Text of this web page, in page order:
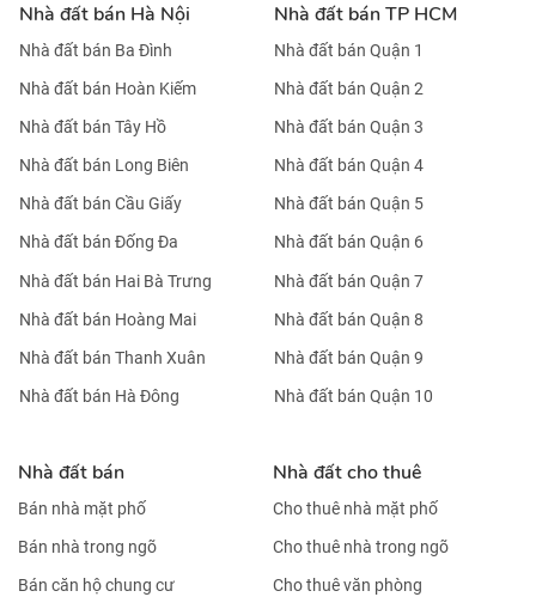
Nhà đất bán Hà Nội
Nhà đất bán Ba Đình
Nhà đất bán Hoàn Kiếm
Nhà đất bán Tây Hồ
Nhà đất bán Long Biên
Nhà đất bán Cầu Giấy
Nhà đất bán Đống Đa
Nhà đất bán Hai Bà Trưng
Nhà đất bán Hoàng Mai
Nhà đất bán Thanh Xuân
Nhà đất bán Hà Đông
Nhà đất bán TP HCM
Nhà đất bán Quận 1
Nhà đất bán Quận 2
Nhà đất bán Quận 3
Nhà đất bán Quận 4
Nhà đất bán Quận 5
Nhà đất bán Quận 6
Nhà đất bán Quận 7
Nhà đất bán Quận 8
Nhà đất bán Quận 9
Nhà đất bán Quận 10
Nhà đất bán
Bán nhà mặt phố
Bán nhà trong ngõ
Bán căn hộ chung cư
Nhà đất cho thuê
Cho thuê nhà mặt phố
Cho thuê nhà trong ngõ
Cho thuê văn phòng